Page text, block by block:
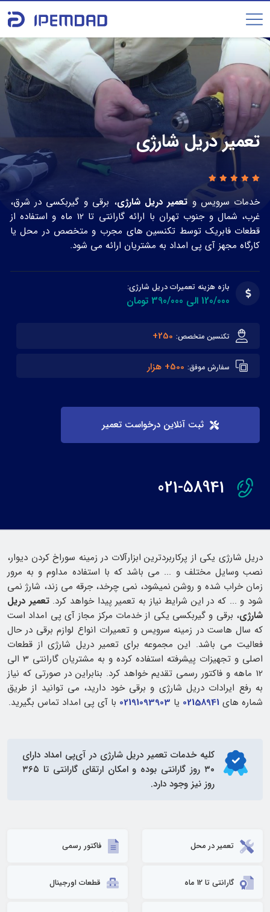
تعمیر دریل شارژی
خدمات سرویس وتعمیر دریل شارژی، برقی و گیربکسی در شرق،
غرب، شمال و جنوب تهران با ارائه گارانتی تا 12 ماه و استفاده از
قطعات فابریک توسط تکنسین های مجرب و متخصص در محل یا
کارگاه مجهز آی پی امداد به مشتریان ارائه می شود.
بازه هزینه تعمیرات دریل شارژی:
120/000 الی 390/000 تومان
تکنسین متخصص: 250+
سفارش موفق: 500+ هزار
ثبت آنلاین درخواست تعمیر
021-58941
دریل شارژی یکی از پرکاربردترین ابزارآلات در زمینه سوراخ کردن دیوار،
نصب وسایل مختلف و ... می باشد که با استفاده مداوم و به مرور
زمان خراب شده و روشن نمیشود، نمی چرخد، جرقه می زند، شارژ نمی
شود و ... که در این شرایط نیاز به تعمیر پیدا خواهد کرد.تعمیر دریل
شارژی، برقی و گیربکسی یکی از خدمات مرکز مجاز آی پی امداد است
که سال هاست در زمینه سرویس و تعمیرات انواع لوازم برقی در حال
فعالیت می باشد. این مجموعه برای تعمیر دریل شارژی از قطعات
اصلی و تجهیزات پیشرفته استفاده کرده و به مشتریان گارانتی 3 الی
12 ماهه و فاکتور رسمی تقدیم خواهد کرد. بنابراین در صورتی که نیاز
به رفع ایرادات دریل شارژی و برقی خود دارید، می توانید از طریق
شماره های 02158941 یا 02191093903 با آی پی امداد تماس بگیرید.
کلیه خدمات تعمیر دریل شارژی در آی‌پی امداد دارای
۳۰ روز گارانتی بوده و امکان ارتقای گارانتی تا ۳۶۵
روز نیز وجود دارد.
تعمیر در محل فاکتور رسمی
گارانتی تا 12 ماه قطعات اورجینال